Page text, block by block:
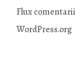
Flux comentarii
WordPress.org